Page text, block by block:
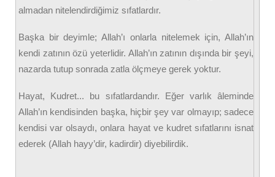
almadan nitelendirdiğimiz sıfatlardır.
Başka bir deyimle; Allah’ı onlarla nitelemek için, Allah’ın
kendi zatının özü yeterlidir. Allah’ın zatının dışında bir şeyi,
nazarda tutup sonrada zatla ölçmeye gerek yoktur.
Hayat, Kudret... bu sıfatlardandır. Eğer varlık âleminde
Allah’ın kendisinden başka, hiçbir şey var olmayıp; sadece
kendisi var olsaydı, onlara hayat ve kudret sıfatlarını isnat
ederek (Allah hayy’dir, kadirdir) diyebilirdik.